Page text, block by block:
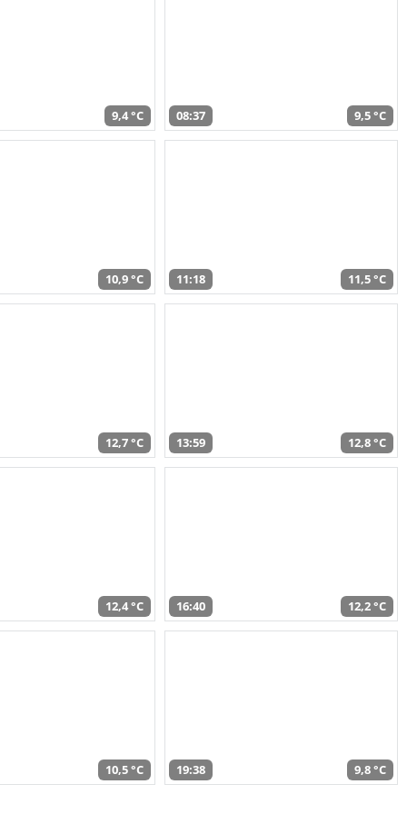
9,4 °C 08:37 9,5 °C
10,9 °C 11:18 11,5 °C
12,7 °C 13:59 12,8 °C
12,4 °C 16:40 12,2 °C
10,5 °C 19:38 9,8 °C